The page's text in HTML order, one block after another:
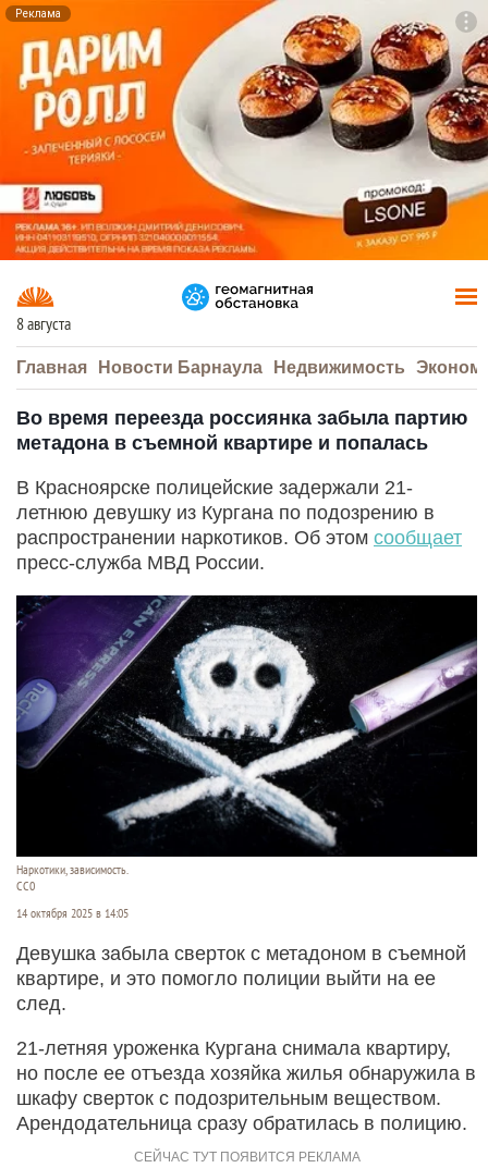
Реклама
8 августа
Главная Новости Барнаула Недвижимость
Во время переезда россиянка забыла партию
метадона в съемной квартире и попалась
В Красноярске полицейские задержали 21-
летнюю девушку из Кургана по подозрению в
распространении наркотиков. Об этом сообщает
пресс-служба МВД России.
Наркотики, зависимость.
CC0
14 октября 2025 в 14:05
Девушка забыла сверток с метадоном в съемной
квартире, и это помогло полиции выйти на ее
след.
21-летняя уроженка Кургана снимала квартиру,
но после ее отъезда хозяйка жилья обнаружила в
шкафу сверток с подозрительным веществом.
Арендодательница сразу обратилась в полицию.